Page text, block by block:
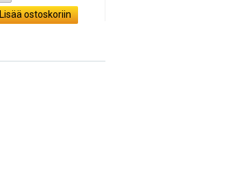
Lisää ostoskoriin